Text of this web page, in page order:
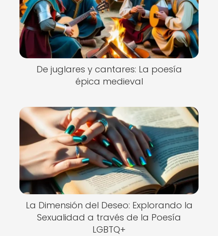
De juglares y cantares: La poesía
épica medieval
La Dimensión del Deseo: Explorando la
Sexualidad a través de la Poesía
LGBTQ+